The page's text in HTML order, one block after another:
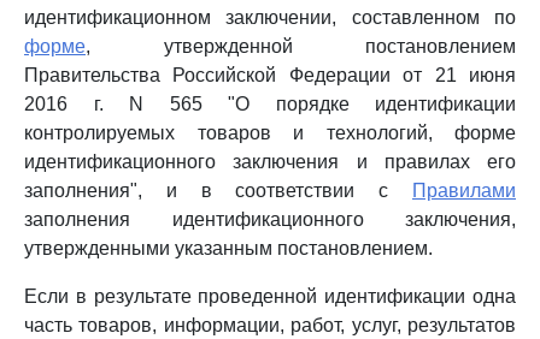
идентификационном заключении, составленном по
форме, утвержденной постановлением
Правительства Российской Федерации от 21 июня
2016 г. N 565 "О порядке идентификации
контролируемых товаров и технологий, форме
идентификационного заключения и правилах его
заполнения", и в соответствии с
Правилами
заполнения идентификационного заключения,
утвержденными указанным постановлением.
Если в результате проведенной идентификации одна
часть товаров, информации, работ, услуг, результатов